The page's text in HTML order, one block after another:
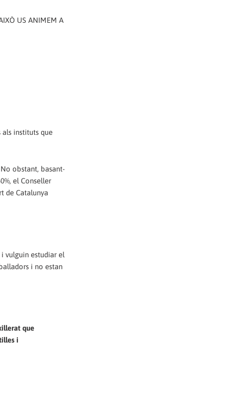
US ANIMEM A
als instituts que
obstant, basant-
el Conseller
de Catalunya
vulguin estudiar el
i no estan
que
i